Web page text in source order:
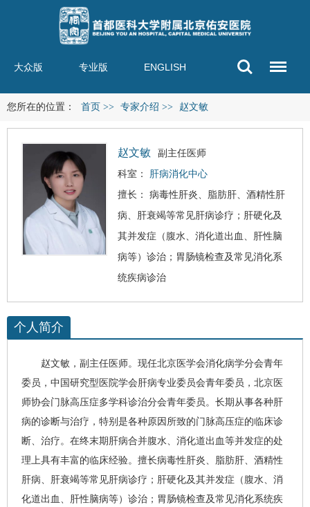
大众版 专业版 ENGLISH
您所在的位置： 首页 >> 专家介绍 >> 赵文敏
赵文敏
副主任医师
科室：
肝病消化中心
擅长： 病毒性肝炎 脂肪肝
酒精性肝
病
肝衰竭等常见肝病诊疗； 肝硬化及
其并发症（腹水、 消化道出血
、肝性脑
病等）诊治；胃肠镜检查及常见消化系
统疾病诊治
个人简介
赵文敏 ， 副主任医师。现任北京医学会消化病学分会青年
委员，中国研究型医院学会肝病专业委员会青年委员，北京医
师协会门脉高压症多学科诊治分会青年委员。 长期从事各种肝
病的诊断与治疗，特别是各种原因所致的门脉高压症的临床诊
断、治疗。在终末期肝病合并腹水、 消化道出血等并发症的处
理上具有丰富的临床经验。 擅长病毒性肝炎 脂肪肝
酒精性
肝病
肝衰竭等常见肝病诊疗； 肝硬化及其并发症（腹水、消
化道出血、肝性脑病等）诊治；胃肠镜检查及常见消化系统疾